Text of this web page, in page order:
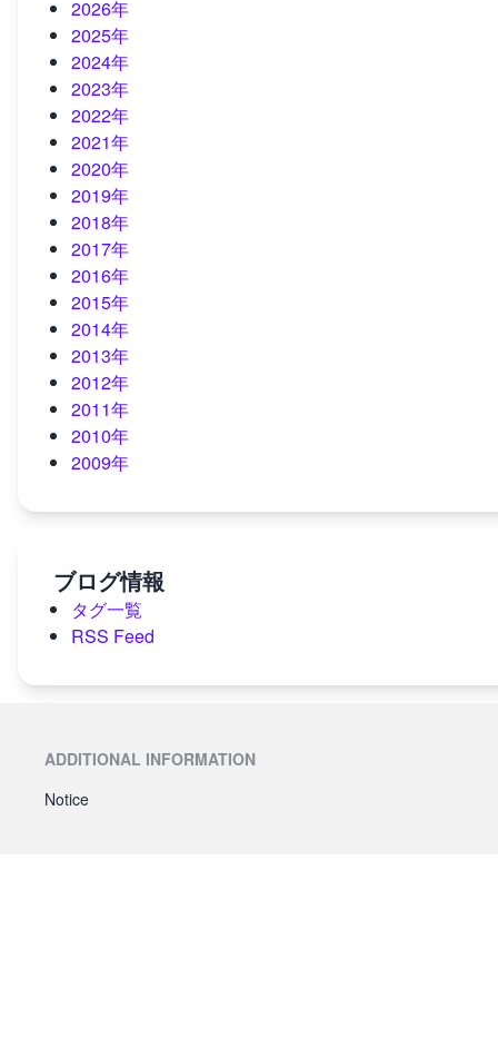
2026年
2025年
2024年
2023年
2022年
2021年
2020年
2019年
2018年
2017年
2016年
2015年
2014年
2013年
2012年
2011年
2010年
2009年
ブログ情報
タグ一覧
RSS Feed
ADDITIONAL INFORMATION
Notice